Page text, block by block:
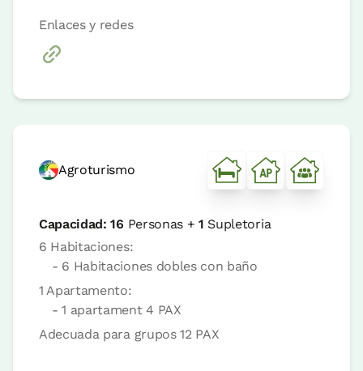
Enlaces y redes
Agroturismo
Capacidad:16 Personas +1 Supletoria
6 Habitaciones:
- 6 Habitaciones dobles con baño
1 Apartamento:
- 1 apartament 4 PAX
Adecuada para grupos 12 PAX